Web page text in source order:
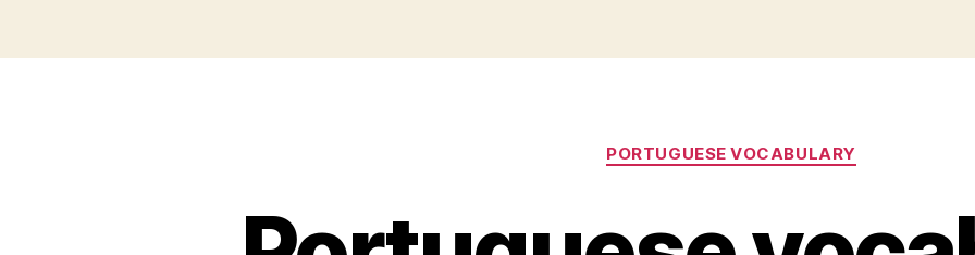
Categories
PORTUGUESE VOCABULARY